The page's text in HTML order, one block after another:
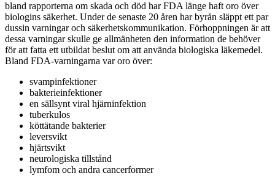
bland rapporterna om skada och död har FDA länge haft oro över
biologins säkerhet. Under de senaste 20 åren har byrån släppt ett par
dussin varningar och säkerhetskommunikation. Förhoppningen är att
dessa varningar skulle ge allmänheten den information de behöver
för att fatta ett utbildat beslut om att använda biologiska läkemedel.
Bland FDA-varningarna var oro över:
svampinfektioner
bakterieinfektioner
en sällsynt viral hjärninfektion
tuberkulos
köttätande bakterier
leversvikt
hjärtsvikt
neurologiska tillstånd
lymfom och andra cancerformer